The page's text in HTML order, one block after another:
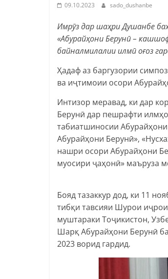
09.10.2023 sado_dushanbe
Имрӯз дар шаҳри Душанбе
«Абурайҳони Берунӣ –
байналмилалии илмӣ оғоз
Ҳадаф аз баргузории
ва иҷтимоии осори
Интизор меравад, ки дар
Берунӣ дар пешрафти
табиатшиносии
Абурайҳони Берунӣ»,
нашри осори Абурайҳони
муосири ҷаҳонӣ» маъруза
Бояд тазаккур дод, ки 11
тибқи тавсияи Шурои
муштараки Тоҷикистон,
Шарқ Абурайҳони Берунӣ
2023 ворид гардид.